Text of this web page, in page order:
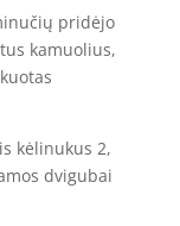
pridėjo
kamuolius,
kėlinukus 2,
dvigubai